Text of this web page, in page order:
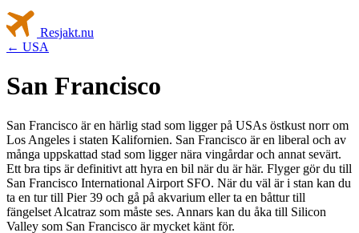
Resjakt.nu
← USA
San Francisco
San Francisco är en härlig stad som ligger på USAs östkust norr om
Los Angeles i staten Kalifornien. San Francisco är en liberal och av
många uppskattad stad som ligger nära vingårdar och annat sevärt.
Ett bra tips är definitivt att hyra en bil när du är här. Flyger gör du till
San Francisco International Airport SFO. När du väl är i stan kan du
ta en tur till Pier 39 och gå på akvarium eller ta en båttur till
fängelset Alcatraz som måste ses. Annars kan du åka till Silicon
Valley som San Francisco är mycket känt för.